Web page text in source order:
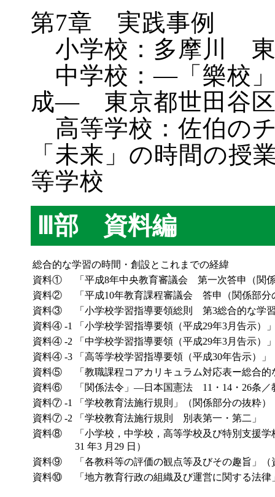
第7章 実践事例
小学校：多摩川 東
中学校：―「樂校」
成― 東京都世田谷区
高等学校：佐伯の
「未来」の時間の
等学校
Ⅲ部 資料編
総合的な学習の時間・創設とこれまでの経緯
資料①
「平成8年中央教育審議会 第一次答申（関
資料②
「平成10年教育課程審議会 答申（関係部分
資料③
「小学校学習指導要領総則 第3総合的な学
資料④ -1
「小学校学習指導要領（平成29年3月告示）
資料④ -2
「中学校学習指導要領（平成29年3月告示）
資料④ -3
「高等学校学習指導要領（平成30年告示）
資料⑤
「教職課程コアカリキュラム対応表ー総合
資料⑥
「関係法令」―日本国憲法 11・14・26条
資料⑦ -1
「学校教育法施行規則」（関係部分の抜粋）
資料⑦ -2
「学校教育法施行規則 別表第一・第二」
資料⑧
「小学校，中学校，高等学校及び特別支援
31 年3 月29 日）
資料⑨
「各教科等の評価の観点等及びその趣旨」
資料⑩
「地方教育行政の組織及び運営に関する法